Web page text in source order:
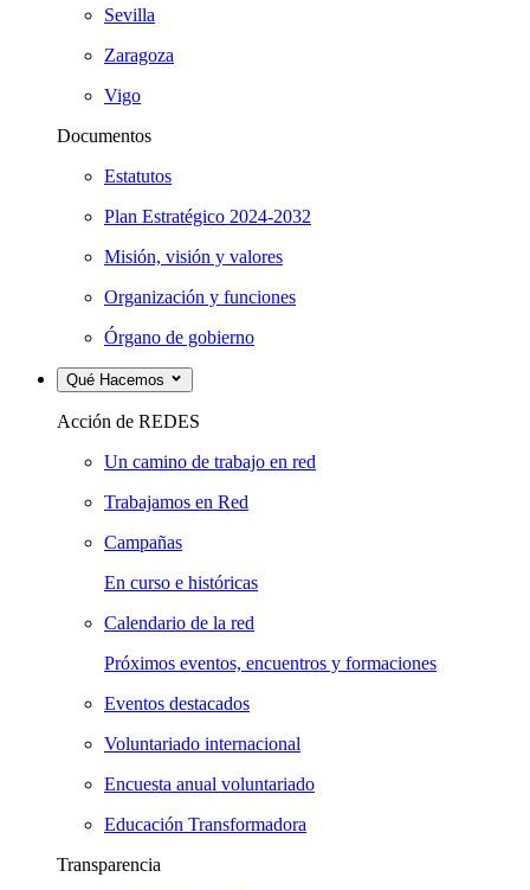
Sevilla
Zaragoza
Vigo
Documentos
Estatutos
Plan Estratégico 2024-2032
Misión, visión y valores
Organización y funciones
Órgano de gobierno
Qué Hacemos
Acción de REDES
Un camino de trabajo en red
Trabajamos en Red
Campañas
En curso e históricas
Calendario de la red
Próximos eventos, encuentros y formaciones
Eventos destacados
Voluntariado internacional
Encuesta anual voluntariado
Educación Transformadora
Transparencia